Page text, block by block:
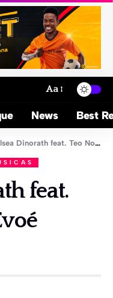
Aa
News Best
Dinorath feat. Teo No Beat – Evoé (Download)
feat.